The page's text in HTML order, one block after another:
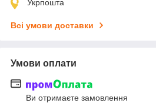
Укрпошта
Всі умови доставки
Умови оплати
Ви отримаєте замовлення